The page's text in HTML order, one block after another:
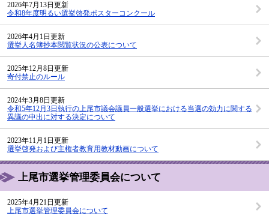
2026年7月13日更新
令和8年度明るい選挙啓発ポスターコンクール
2026年4月1日更新
選挙人名簿抄本閲覧状況の公表について
2025年12月8日更新
寄付禁止のルール
2024年3月8日更新
令和5年12月3日執行の上尾市議会議員一般選挙における当選の効力に関する
異議の申出に対する決定について
2023年11月1日更新
選挙啓発および主権者教育用教材動画について
上尾市選挙管理委員会について
2025年4月21日更新
上尾市選挙管理委員会について